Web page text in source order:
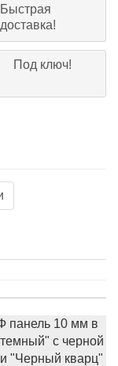
Быстрая
доставка!
Под ключ!
панель 10 мм в
с черной
"Черный кварц"